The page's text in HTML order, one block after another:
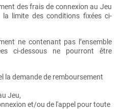
des frais de connexion au Jeu
limite des conditions fixées ci-
ne contenant pas l’ensemble
ci-dessous ne pourront être
la demande de remboursement
Jeu,
et/ou de l'appel pour toute